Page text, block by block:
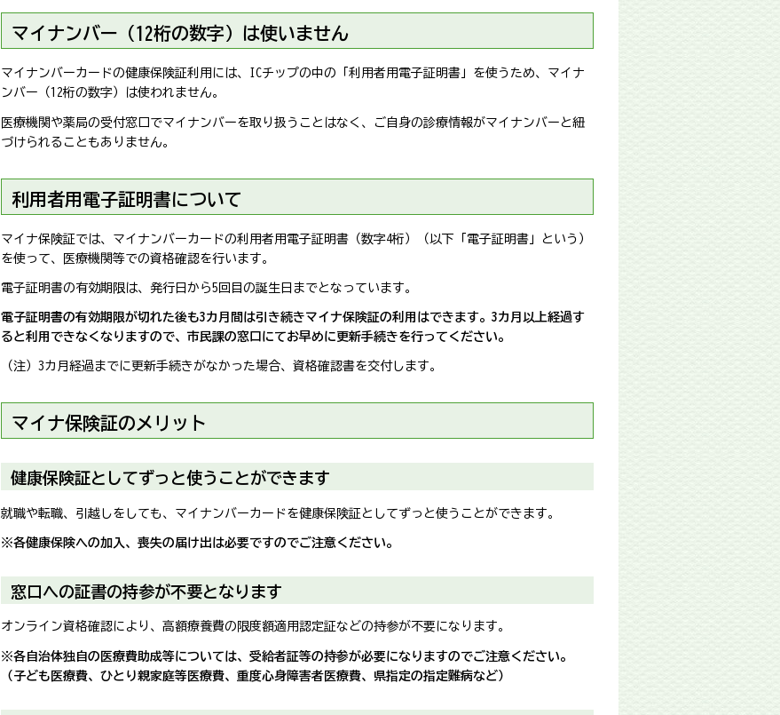
マイナンバー（12桁の数字）は使いません
マイナンバーカードの健康保険証利用には、ICチップの中の「利用者用電子証明書」を使うため、マイナ
ンバー（12桁の数字）は使われません。
医療機関や薬局の受付窓口でマイナンバーを取り扱うことはなく、ご自身の診療情報がマイナンバーと紐
づけられることもありません。
利用者用電子証明書について
マイナ保険証では、マイナンバーカードの利用者用電子証明書（数字4桁）（以下「電子証明書」という）
を使って、医療機関等での資格確認を行います。
電子証明書の有効期限は、発行日から5回目の誕生日までとなっています。
電子証明書の有効期限が切れた後も3カ月間は引き続きマイナ保険証の利用はできます。3カ月以上経過す
ると利用できなくなりますので、市民課の窓口にてお早めに更新手続きを行ってください。
（注）3カ月経過までに更新手続きがなかった場合、資格確認書を交付します。
マイナ保険証のメリット
健康保険証としてずっと使うことができます
就職や転職、引越しをしても、マイナンバーカードを健康保険証としてずっと使うことができます。
※各健康保険への加入、喪失の届け出は必要ですのでご注意ください。
窓口への証書の持参が不要となります
オンライン資格確認により、高額療養費の限度額適用認定証などの持参が不要になります。
※各自治体独自の医療費助成等については、受給者証等の持参が必要になりますのでご注意ください。
（子ども医療費、ひとり親家庭等医療費、重度心身障害者医療費、県指定の指定難病など）